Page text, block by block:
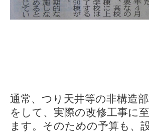
平成27年6
通常、つり天井等の非構造
をして、実際の改修工事に
ます。そのための予算も、